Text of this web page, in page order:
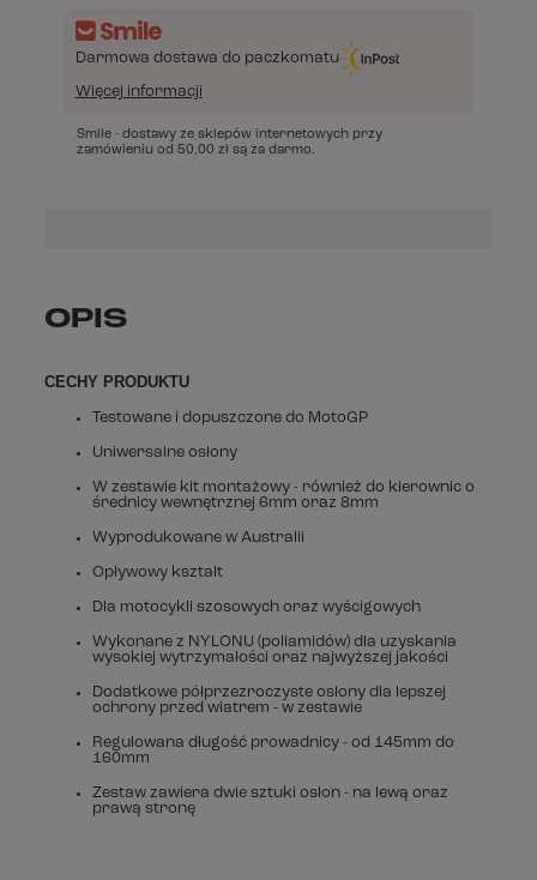
Darmowa dostawa do paczkomatu
Więcej informacji
Smile - dostawy ze sklepów internetowych przy
zamówieniu od 50,00 zł są za darmo.
OPIS
CECHY PRODUKTU
Testowane i dopuszczone do MotoGP
Uniwersalne osłony
W zestawie kit montażowy - również do kierownic o
średnicy wewnętrznej 6mm oraz 8mm
Wyprodukowane w Australii
Opływowy kształt
Dla motocykli szosowych oraz wyścigowych
Wykonane z NYLONU (poliamidów) dla uzyskania
wysokiej wytrzymałości oraz najwyższej jakości
Dodatkowe półprzezroczyste osłony dla lepszej
ochrony przed wiatrem - w zestawie
Regulowana długość prowadnicy - od 145mm do
160mm
Zestaw zawiera dwie sztuki osłon - na lewą oraz
prawą stronę